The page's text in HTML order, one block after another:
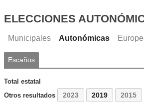
ELECCIONES
Municipales Autonómicas
Escaños
Total estatal
Otros resultados
2023 2019 2015